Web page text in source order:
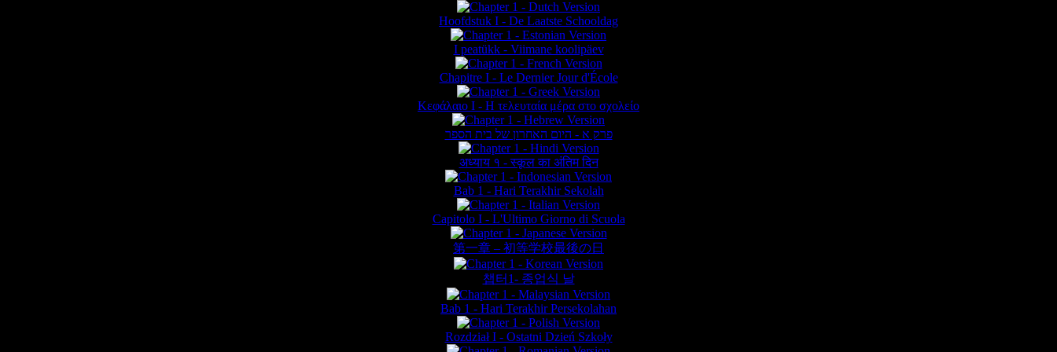
Hoofdstuk I - De Laatste Schooldag
I peatükk - Viimane koolipäev
Chapitre I - Le Dernier Jour d'École
Κεφάλαιο Ι - Η τελευταία μέρα στο σχολείο
פרק א - היום האחרון של בית הספר
अध्याय १ - स्कूल का अंतिम दिन
Bab 1 - Hari Terakhir Sekolah
Capitolo I - L'Ultimo Giorno di Scuola
第一章 – 初等学校最後の日
챕터1- 종업식 날
Bab 1 - Hari Terakhir Persekolahan
Rozdział I - Ostatni Dzień Szkoły